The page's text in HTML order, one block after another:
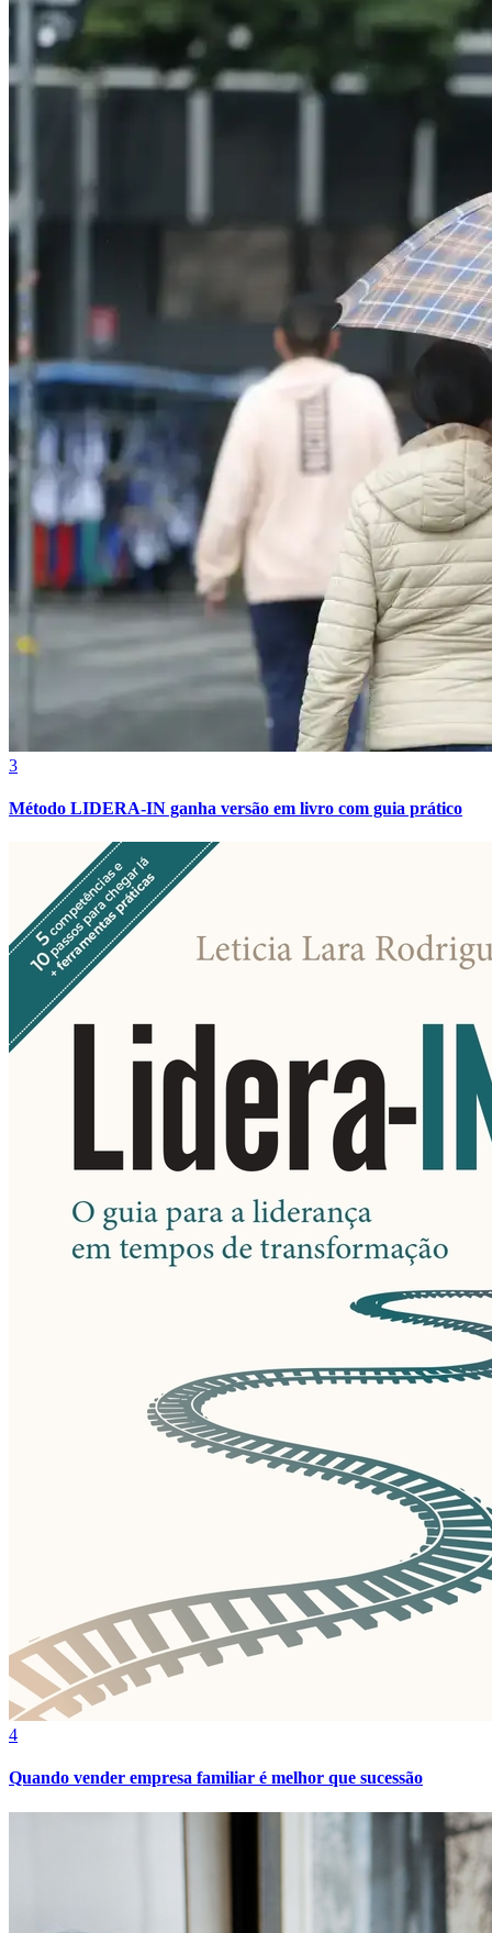
Cruzeiro
Bahia
3
Método LIDERA-IN ganha versão em livro com guia prático
4
Quando vender empresa familiar é melhor que sucessão